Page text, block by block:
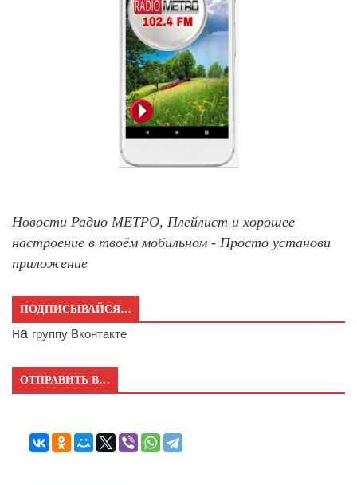
Новости Радио МЕТРО, Плейлист и хорошее
настроение в твоём мобильном - Просто установи
приложение
ПОДПИСЫВАЙСЯ…
на группу Вконтакте
ОТПРАВИТЬ В…